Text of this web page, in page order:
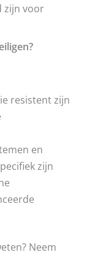
zijn voor
resistent zijn
en
zijn
Neem